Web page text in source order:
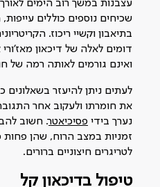
עצבנות במשך רוב הימים
שכיחים נוספים כוללים
בתיאבון וקשיי ריכוז.
דומים לאלה של דיכאון
ואינם גורמים לאותה רמה של
לעתים ניתן להיעזר בשאלונים
את חומרתו ולעקוב אחר
נערך בידי פסיכיאטר. חשוב
זמניות במצב הרוח, שהן פחות
לטריגרים חיצוניים ברורים.
טיפול בדיכאון קל